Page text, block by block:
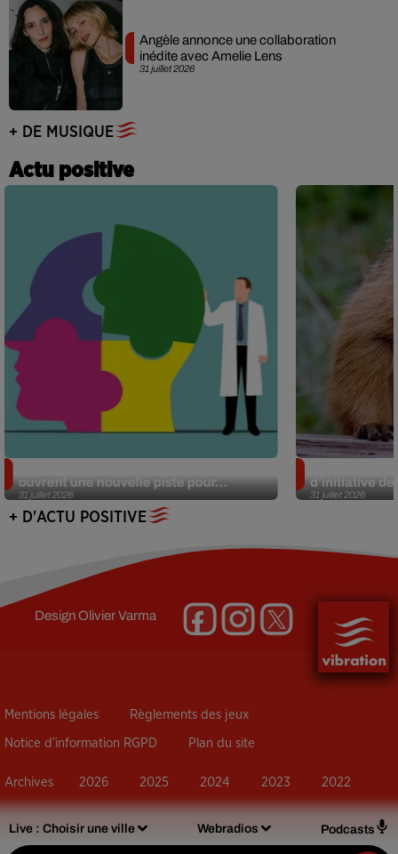
Live : Choisir une ville Webradios Podcasts
31 juillet 2026
Angèle annonce une collaboration
inédite avec Amelie Lens
+ DE MUSIQUE
Actu positive
31 juillet 2026
ouvrent une nouvelle piste pour...
31 juillet 2026
d’initiative
+ D'ACTU POSITIVE
DesignOlivier Varma
Mentions légales Règlements des jeux
Notice d’information RGPD Plan du site
Archives 2026 2025 2024 2023 2022